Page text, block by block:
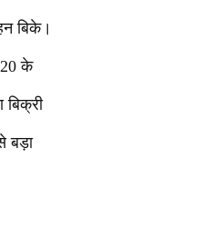
बिके।
के
बिक्री
बड़ा